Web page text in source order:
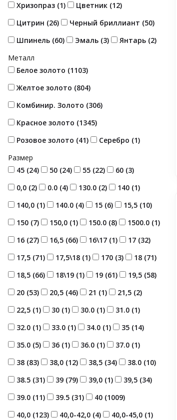
Хризопраз (1) Цветник (12)
Цитрин (26) Черный бриллиант (50)
Шпинель (60) Эмаль (3) Янтарь (2)
Металл
Белое золото (1103)
Желтое золото (804)
Комбинир. Золото (306)
Красное золото (1345)
Розовое золото (41) Серебро (1)
Размер
45 (24) 50 (24) 55 (22) 60 (3)
0,0 (2) 0.0 (4) 130.0 (2) 140 (1)
140,0 (1) 140.0 (4) 15 (6) 15,5 (10)
150 (7) 150,0 (1) 150.0 (8) 1500.0 (1)
16 (27) 16,5 (66) 16\17 (1) 17 (32)
17,5 (71) 17,5\18 (1) 170 (3) 18 (71)
18,5 (66) 18\19 (1) 19 (61) 19,5 (58)
20 (53) 20,5 (46) 21 (1) 21,5 (2)
22,5 (1) 30 (1) 30.0 (1) 31.0 (1)
32.0 (1) 33.0 (1) 34.0 (1) 35 (14)
35.0 (5) 36 (1) 36.0 (1) 37.0 (1)
38 (83) 38,0 (12) 38,5 (34) 38.0 (10)
38.5 (31) 39 (79) 39,0 (1) 39,5 (34)
39.0 (11) 39.5 (31) 40 (1009)
40,0 (123) 40,0-42,0 (4) 40,0-45,0 (1)